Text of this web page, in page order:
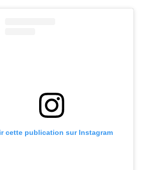
cette publication sur Instagram